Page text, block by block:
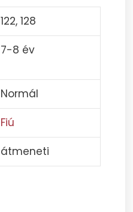
122, 128
7-8 év
Normál
Fiú
átmeneti